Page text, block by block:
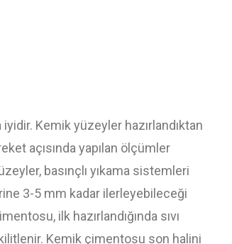
Kemik yüzeyler hazırlandıktan
açısında yapılan ölçümler
basınçlı yıkama sistemleri
3-5 mm kadar ilerleyebileceği
ilk hazırlandığında sıvı
Kemik çimentosu son halini